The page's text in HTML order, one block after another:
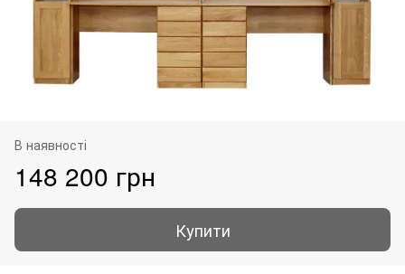
В наявності
148 200 грн
Купити